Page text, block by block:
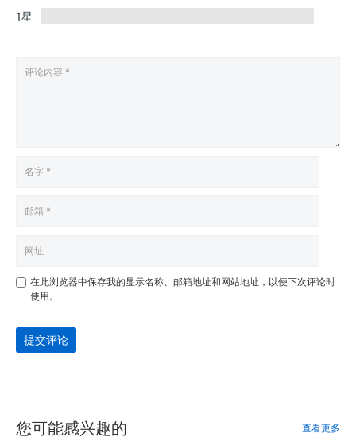
1星
在此浏览器中保存我的显示名称、邮箱地址和网站地址，以便下次评论时
使用。
提交评论
您可能感兴趣的 查看更多